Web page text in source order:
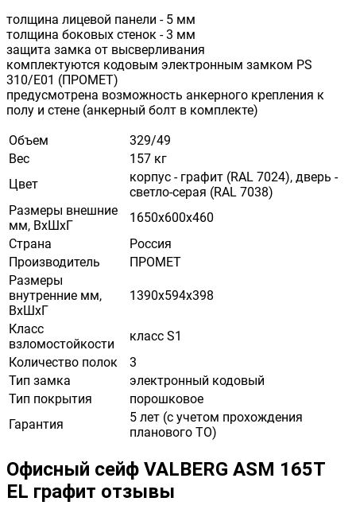
толщина лицевой панели - 5 мм
толщина боковых стенок - 3 мм
защита замка от высверливания
комплектуются кодовым электронным замком PS
310/E01 (ПРОМЕТ)
предусмотрена возможность анкерного крепления к
полу и стене (анкерный болт в комплекте)
Объем
329/49
Вес
157 кг
Цвет
корпус - графит (RAL 7024), дверь -
светло-серая (RAL 7038)
Размеры внешние
мм, ВхШхГ
1650х600х460
Страна
Россия
Производитель
ПРОМЕТ
Размеры
внутренние мм,
ВхШхГ
1390х594х398
Класс
взломостойкости
класс S1
Количество полок
3
Тип замка
электронный кодовый
Тип покрытия
порошковое
Гарантия
5 лет (с учетом прохождения
планового ТО)
Офисный сейф VALBERG ASM 165T
EL графит отзывы